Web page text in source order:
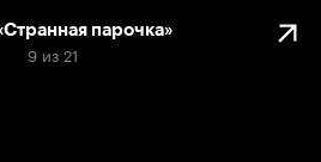
парочка»
9 из 21